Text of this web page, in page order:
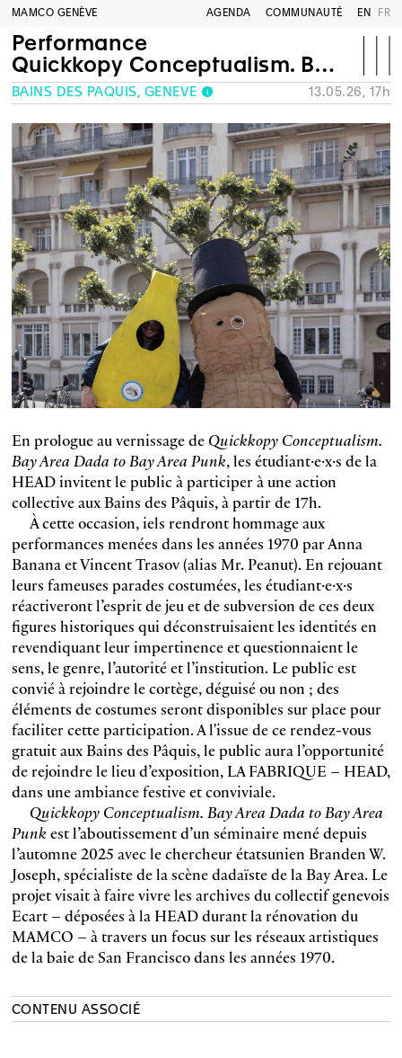
MAMCO GENÈVE AGENDA COMMUNAUTÉ EN FR
Performance
Quickkopy Conceptualism. Bay Area Dada to Bay Area Punk
BAINS DES PÂQUIS, GENÈVE 13.05.26, 17h
En prologue au vernissage de Quickkopy Conceptualism.
Bay Area Dada to Bay Area Punk, les étudiant·e·x·s de la
HEAD invitent le public à participer à une action
collective aux Bains des Pâquis, à partir de 17h.
À cette occasion, iels rendront hommage aux
performances menées dans les années 1970 par Anna
Banana et Vincent Trasov (alias Mr. Peanut). En rejouant
leurs fameuses parades costumées, les étudiant·e·x·s
réactiveront l’esprit de jeu et de subversion de ces deux
figures historiques qui déconstruisaient les identités en
revendiquant leur impertinence et questionnaient le
sens, le genre, l’autorité et l’institution. Le public est
convié à rejoindre le cortège, déguisé ou non ; des
éléments de costumes seront disponibles sur place pour
faciliter cette participation. A l'issue de ce rendez-vous
gratuit aux Bains des Pâquis, le public aura l’opportunité
de rejoindre le lieu d’exposition, LA FABRIQUE – HEAD,
dans une ambiance festive et conviviale.
Quickkopy Conceptualism. Bay Area Dada to Bay Area
Punk est l’aboutissement d’un séminaire mené depuis
l’automne 2025 avec le chercheur étatsunien Branden W.
Joseph, spécialiste de la scène dadaïste de la Bay Area. Le
projet visait à faire vivre les archives du collectif genevois
Ecart – déposées à la HEAD durant la rénovation du
MAMCO – à travers un focus sur les réseaux artistiques
de la baie de San Francisco dans les années 1970.
CONTENU ASSOCIÉ